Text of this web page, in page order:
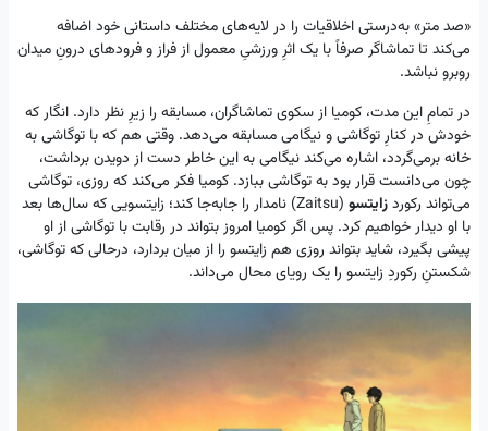
«صد متر» به‌درستی اخلاقیات را در لایه‌های مختلف داستانی خود اضافه
می‌کند تا تماشاگر صرفاً با یک اثرِ ورزشیِ معمول از فراز و فرودهای درونِ میدان
روبرو نباشد.
در تمامِ این مدت، کومیا از سکوی تماشاگران، مسابقه را زیرِ نظر دارد. انگار که
خودش در کنارِ توگاشی و نیگامی مسابقه می‌دهد. وقتی هم که با توگاشی به
خانه برمی‌گردد، اشاره می‌کند نیگامی به این خاطر دست از دویدن برداشت،
چون می‌دانست قرار بود به توگاشی ببازد. کومیا فکر می‌کند که روزی، توگاشی
می‌تواند رکوردزایتسو
(Zaitsu) نامدار را جابه‌جا کند؛ زایتسویی که سال‌ها بعد
با او دیدار خواهیم کرد. پس اگر کومیا امروز بتواند در رقابت با توگاشی از او
پیشی بگیرد، شاید بتواند روزی هم زایتسو را از میان بردارد، درحالی که توگاشی،
شکستنِ رکوردِ زایتسو را یک رویای محال می‌داند.